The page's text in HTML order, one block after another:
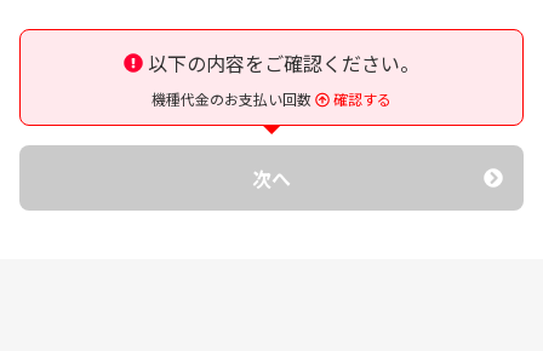
以下の内容をご確認ください。
機種代金のお支払い回数 確認する
次へ